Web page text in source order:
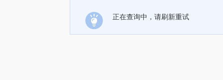
正在查询中，请刷新重试